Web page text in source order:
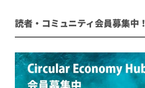
読者・コミュニティ会員募集中！